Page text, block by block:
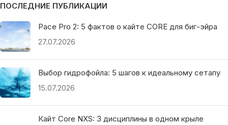
ПОСЛЕДНИЕ ПУБЛИКАЦИИ
Pace Pro 2: 5 фактов о кайте CORE для биг-эйра
27.07.2026
Выбор гидрофойла: 5 шагов к идеальному сетапу
15.07.2026
Кайт Core NXS: 3 дисциплины в одном крыле